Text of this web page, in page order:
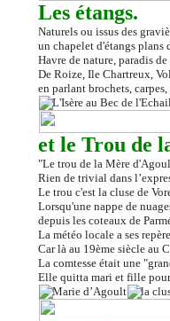
Les étangs.
Naturels ou issus des
un chapelet d'étangs plans
Havre de nature, paradis
De Roize, Ile Chartreux,
en parlant brochets,
et le Trou de
"Le trou de la Mère
Rien de trivial dans
Le trou c'est la cluse de
Lorsqu'une nappe de
depuis les coteaux de
La météo locale a ses
Car là au 19ème siècle au
La comtesse était une
Elle quitta mari et fille